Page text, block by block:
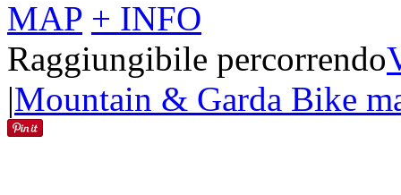
MAP + INFO
Raggiungibile percorrendo
|Mountain & Garda Bike